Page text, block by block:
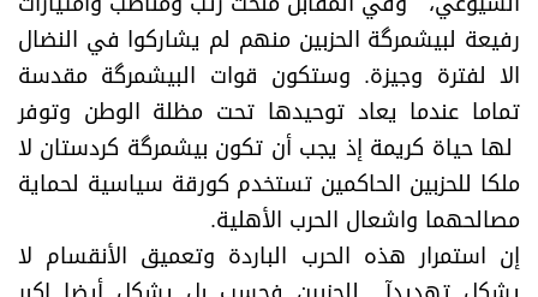
رفيعة لبيشمرگة الحزبين منهم لم يشاركوا في النضال
الا لفترة وجيزة. وستكون قوات البيشمرگة مقدسة
تماما عندما يعاد توحيدها تحت مظلة الوطن وتوفر
لها حياة كريمة إذ يجب أن تكون بيشمرگة كردستان لا
ملكا للحزبين الحاكمين تستخدم كورقة سياسية لحماية
مصالحهما واشعال الحرب الأهلية.
إن استمرار هذه الحرب الباردة وتعميق الأنقسام لا